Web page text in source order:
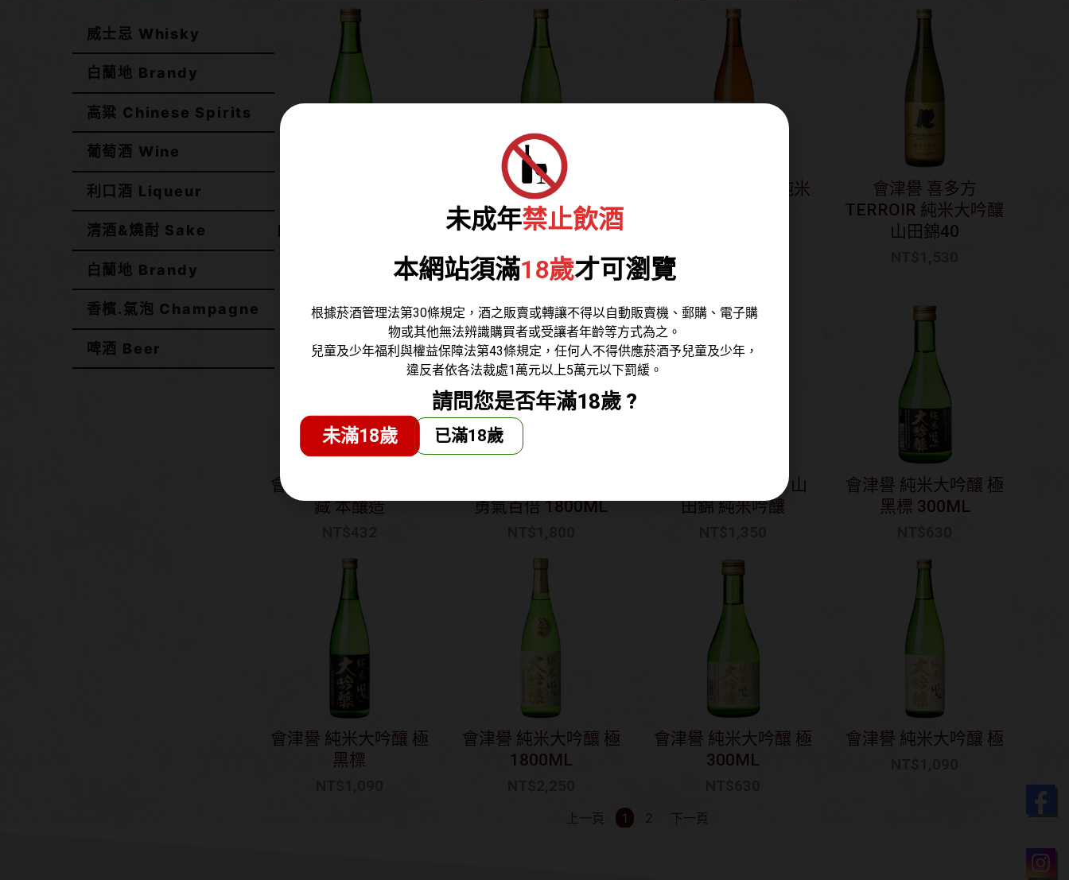
未成年禁止飲酒
本網站須滿18歲才可瀏覽
根據菸酒管理法第30條規定，酒之販賣或轉讓不得以自動販賣機、郵購、電子購
物或其他無法辨識購買者或受讓者年齡等方式為之。
兒童及少年福利與權益保障法第43條規定，任何人不得供應菸酒予兒童及少年，
違反者依各法裁處1萬元以上5萬元以下罰緩。
請問您是否年滿18歲 ?
未滿18歲 已滿18歲
威士忌 Whisky
白蘭地 Brandy
高粱 Chinese Spirits
葡萄酒 Wine
利口酒 Liqueur
清酒&燒酎 Sake
白蘭地 Brandy
香檳.氣泡 Champagne
啤酒 Beer
Pasteurized 純米無
濾過原酒 300ML
會津譽 喜多方
TERROIR II
Pasteurized 純米無
濾過原酒
NT$ 1,260
會津譽 SEKIREI 純米
會津譽 喜多方
TERROIR 純米大吟釀
山田錦40
會津譽 勇氣百倍 生貯
藏 本釀造
勇氣百倍 1800ML
會津譽 Karahashi 山
田錦 純米吟釀
會津譽 純米大吟釀 極
黑標 300ML
會津譽 純米大吟釀 極
黑標
會津譽 純米大吟釀 極
1800ML
會津譽 純米大吟釀 極
300ML
會津譽 純米大吟釀 極
上一頁 1 2 下一頁